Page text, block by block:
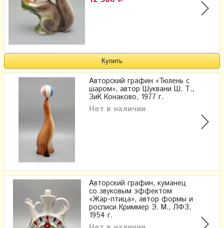
Авторский графин «Тюлень с
шаром», автор Шуквани Ш. Т.,
ЗиК Конаково, 1977 г.
Нет в наличии
Авторский графин, куманец
со звуковым эффектом
«Жар-птица», автор формы и
росписи Криммер Э. М., ЛФЗ,
1954 г.